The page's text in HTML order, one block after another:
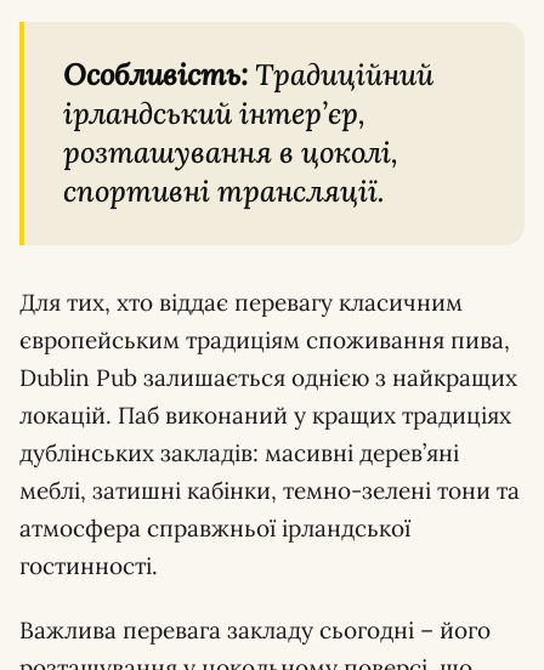
Особливість:Традиційний
ірландський інтер’єр,
розташування в цоколі,
спортивні трансляції.
Для тих, хто віддає перевагу класичним
європейським традиціям споживання пива,
Dublin Pub залишається однією з найкращих
локацій. Паб виконаний у кращих традиціях
дублінських закладів: масивні дерев’яні
меблі, затишні кабінки, темно-зелені тони та
атмосфера справжньої ірландської
гостинності.
Важлива перевага закладу сьогодні – його